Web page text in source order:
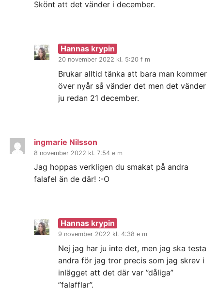
Skönt att det vänder i december.
Hannas krypin
20 november 2022 kl. 5:20 f m
Brukar alltid tänka att bara man kommer
över nyår så vänder det men det vänder
ju redan 21 december.
ingmarie Nilsson
8 november 2022 kl. 7:54 e m
Jag hoppas verkligen du smakat på andra
falafel än de där! :-O
Hannas krypin
9 november 2022 kl. 4:38 e m
Nej jag har ju inte det, men jag ska testa
andra för jag tror precis som jag skrev i
inlägget att det där var ”dåliga”
”falafflar”.